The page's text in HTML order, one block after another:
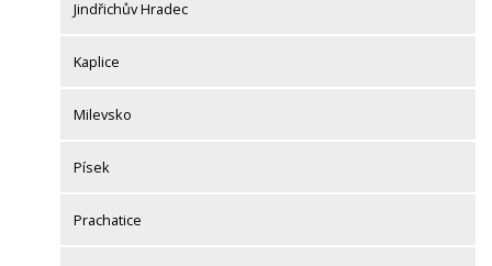
Jindřichův Hradec
Kaplice
Milevsko
Písek
Prachatice